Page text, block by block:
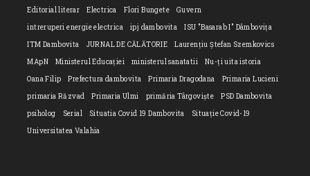
Editorial literar
Electrica Flori Bungete
Guvern
intreruperi energie electrica
ipj dambovita
ISU "Basarab I" Dâmbovița
ITM Dambovita
JURNAL DE CĂLĂTORIE
Laurențiu Ștefan Szemkovics
MApN
Ministerul Educației ministerul sanatatii
Nu-ți uita istoria
Oana Filip
Prefectura dambovita Primaria Dragodana
Primaria Lucieni
primaria Răzvad
Primaria Ulmi primăria Târgoviște
PSD Dambovita
psiholog
Serial Situatia Covid 19 Dambovita
Situație Covid-19
Universitatea Valahia